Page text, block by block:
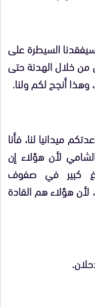
السيطرة على
من خلال الهدنة حتى
أنجح لكم ولنا.
ميدانيا لنا، فأنا
لأن هؤلاء إن
كبير في صفوف
هؤلاء هم القادة